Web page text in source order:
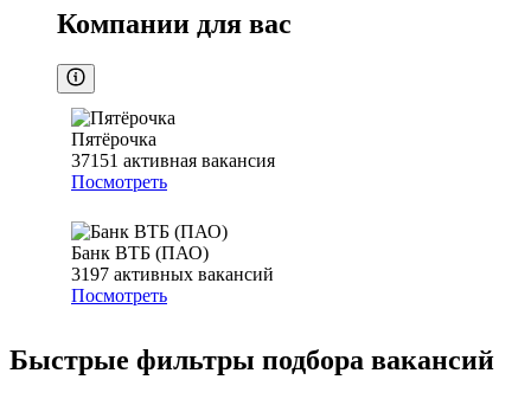
Компании для вас
Пятёрочка
37151 активная вакансия
Посмотреть
Банк ВТБ (ПАО)
3197 активных вакансий
Посмотреть
Быстрые фильтры подбора вакансий